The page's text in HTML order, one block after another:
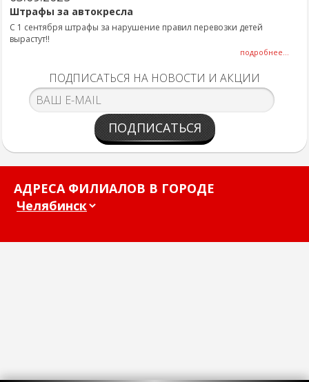
Штрафы за автокресла
С 1 сентября штрафы за нарушение правил перевозки детей
вырастут!!
подробнее...
ПОДПИСАТЬСЯ НА НОВОСТИ И АКЦИИ
ПОДПИСАТЬСЯ
АДРЕСА ФИЛИАЛОВ В ГОРОДЕ